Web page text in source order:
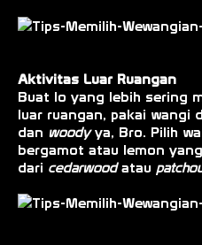
Aktivitas Luar Ruangan
Buat lo yang lebih sering
luar ruangan, pakai wangi
dan woodyya, Bro. Pilih
bergamot atau lemon
dari cedarwoodatau